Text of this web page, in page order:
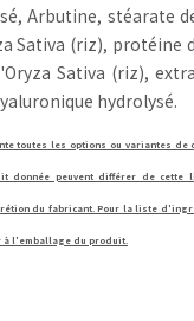
Arbutine, stéarate
Sativa (riz), protéine
Sativa (riz),
hydrolysé.
toutes les options ou variantes de
donnée peuvent différer de cette
du fabricant. Pour la liste
l'emballage du produit.